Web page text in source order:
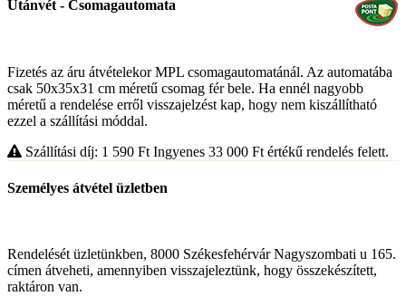
Utánvét - Csomagautomata
Fizetés az áru átvételekor MPL csomagautomatánál. Az automatába
csak 50x35x31 cm méretű csomag fér bele. Ha ennél nagyobb
méretű a rendelése erről visszajelzést kap, hogy nem kiszállítható
ezzel a szállítási móddal.
Szállítási díj: 1 590 Ft Ingyenes 33 000 Ft értékű rendelés felett.
Személyes átvétel üzletben
Rendelését üzletünkben, 8000 Székesfehérvár Nagyszombati u 165.
címen átveheti, amennyiben visszajeleztünk, hogy összekészített,
raktáron van.